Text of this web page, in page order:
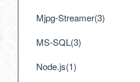
Mjpg-Streamer(3)
MS-SQL(3)
Node.js(1)